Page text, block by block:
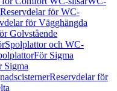
Reservdelar för WC-
för Vägghängda
Golvstående
Spolplattor och WC-
För Sigma
Sigma
Reservdelar för